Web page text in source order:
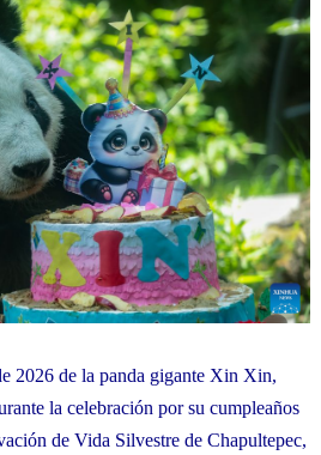
2026 de la panda gigante Xin Xin,
la celebración por su cumpleaños
de Vida Silvestre de Chapultepec,